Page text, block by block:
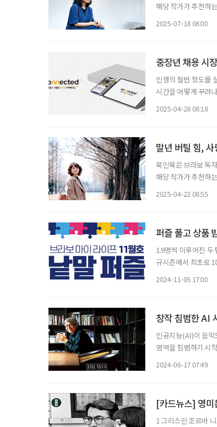
해당 작가가 추천하는 책들도 함께 즐겨
2025-07-18 08:00
중장년 채용 시
인생의 절반 정도를
시간을 어떻게 꾸려
2025-04-28 08:18
말년 버틸 힘,
북인북은 브라보 독
해당 작가가 추천하는 책들도 함께 즐겨
2025-04-22 08:55
퍼즐 풀고 상품
1.9명씩 이루어진 두
규시즌에서 최초로
2024-11-05 17:00
창작 침범한 AI
인공지능(AI)이 음악
영역을 침범하기 시
2024-06-17 07:49
[카드뉴스] 영미
1 그리스인 조르바 니코스 카잔차키스 /